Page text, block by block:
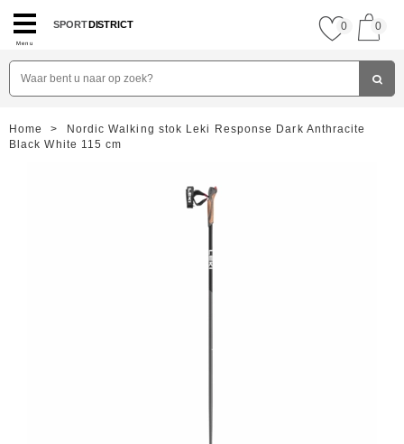
Menu
SPORTDISTRICT 0 0
Home >
Nordic Walking stok Leki Response Dark Anthracite
Black White 115 cm